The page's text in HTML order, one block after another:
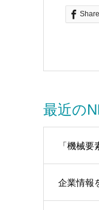
Share
最近の
「機械
企業情報